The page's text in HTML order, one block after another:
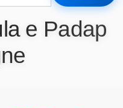
e Padap